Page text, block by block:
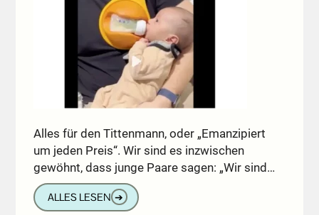
Alles für den Tittenmann, oder „Emanzipiert
um jeden Preis“. Wir sind es inzwischen
gewöhnt, dass junge Paare sagen: „Wir sind…
ALLES LESEN ➔